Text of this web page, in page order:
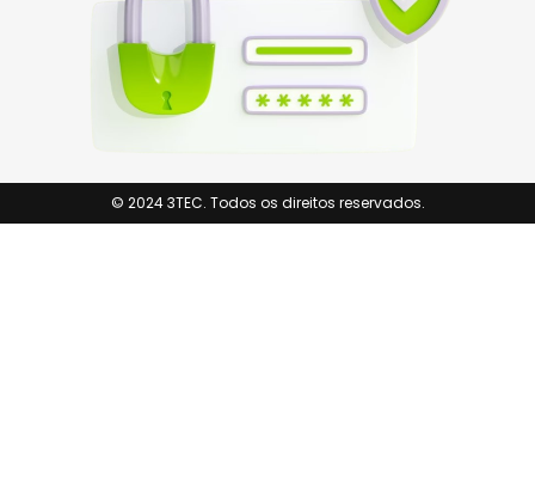
© 2024 3TEC. Todos os direitos reservados.